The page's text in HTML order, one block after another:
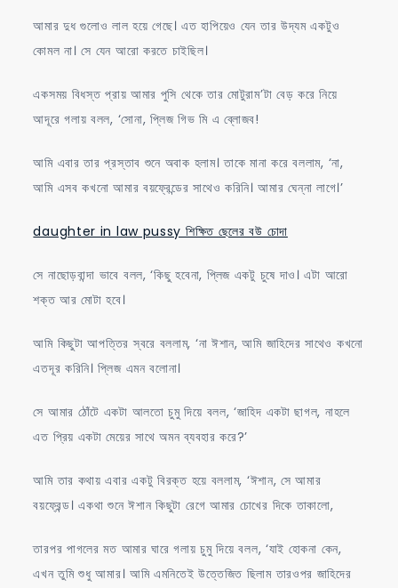
আমার দুধ গুলোও লাল হয়ে গেছে। এত হাপিয়েও যেন তার উদ্যম একটুও
কোমল না। সে যেন আরো করতে চাইছিল।
একসময় বিধস্ত প্রায় আমার পুসি থেকে তার মোটুরাম’টা বেড় করে নিয়ে
আদূরে গলায় বলল, ‘সোনা, প্লিজ গিভ মি এ ব্লোজব!
আমি এবার তার প্রস্তাব শুনে অবাক হলাম। তাকে মানা করে বললাম, ‘না,
আমি এসব কখনো আমার বয়ফ্রেন্ডের সাথেও করিনি। আমার ঘেন্না লাগে।’
daughter in law pussy শিক্ষিত ছেলের বউ চোদা
সে নাছোড়বান্দা ভাবে বলল, ‘কিছু হবেনা, প্লিজ একটু চুষে দাও। এটা আরো
শক্ত আর মোটা হবে।
আমি কিছুটা আপত্তির স্বরে বললাম, ‘না ঈশান, আমি জাহিদের সাথেও কখনো
এতদূর করিনি। প্লিজ এমন বলোনা।
সে আমার ঠোঁটে একটা আলতো চুমু দিয়ে বলল, ‘জাহিদ একটা ছাগল, নাহলে
এত প্রিয় একটা মেয়ের সাথে অমন ব্যবহার করে?’
আমি তার কথায় এবার একটু বিরক্ত হয়ে বললাম, ‘ঈশান, সে আমার
বয়ফ্রেন্ড। একথা শুনে ঈশান কিছুটা রেগে আমার চোখের দিকে তাকালো,
তারপর পাগলের মত আমার ঘারে গলায় চুমু দিয়ে বলল, ‘যাই হোকনা কেন,
এখন তুমি শুধু আমার। আমি এমনিতেই উত্তেজিত ছিলাম তারওপর জাহিদের